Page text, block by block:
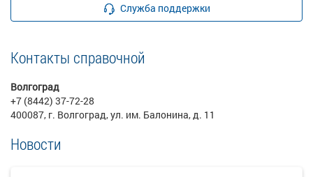
Служба поддержки
Контакты справочной
Волгоград
+7 (8442) 37-72-28
400087, г. Волгоград, ул. им. Балонина, д. 11
Новости